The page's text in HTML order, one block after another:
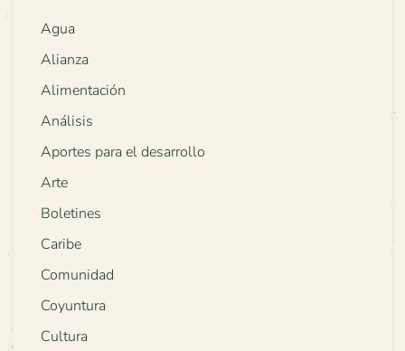
Agua
Alianza
Alimentación
Análisis
Aportes para el desarrollo
Arte
Boletines
Caribe
Comunidad
Coyuntura
Cultura